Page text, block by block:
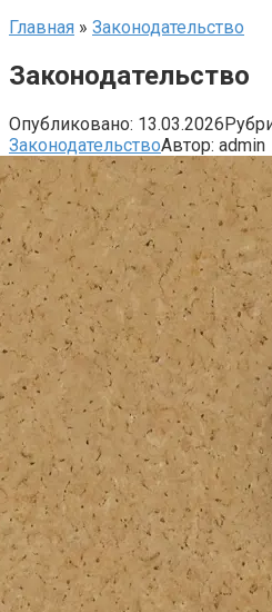
Главная » Законодательство
Законодательство
Опубликовано: 13.03.2026
ЗаконодательствоАвтор: admin